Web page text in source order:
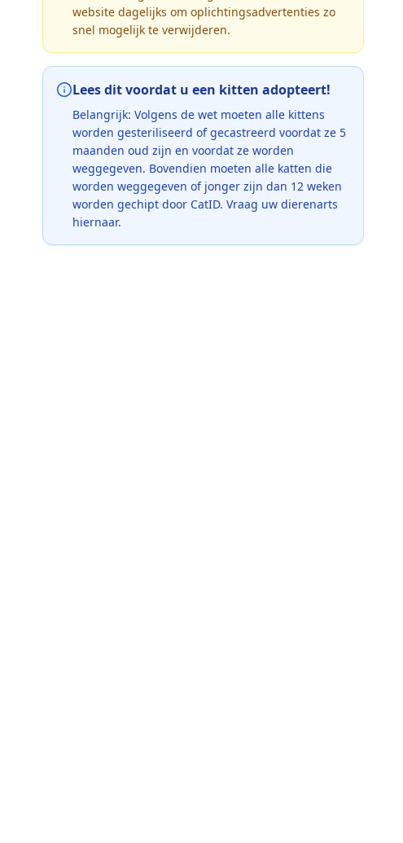
website dagelijks om oplichtingsadvertenties zo
snel mogelijk te verwijderen.
Lees dit voordat u een kitten adopteert!
Belangrijk: Volgens de wet moeten alle kittens
worden gesteriliseerd of gecastreerd voordat ze 5
maanden oud zijn en voordat ze worden
weggegeven. Bovendien moeten alle katten die
worden weggegeven of jonger zijn dan 12 weken
worden gechipt door CatID. Vraag uw dierenarts
hiernaar.